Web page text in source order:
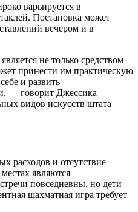
варьируется в
Постановка может
вечером и в
не только средством
принести им практическую
и развить
— говорит Джессика
видов искусств штата
расходов и отсутствие
являются
повседневны, но дети
шахматная игра требует